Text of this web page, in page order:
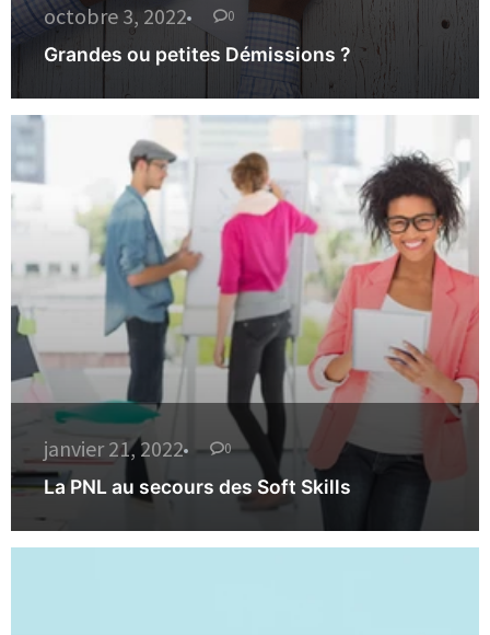
octobre 3, 2022 0
Grandes ou petites Démissions ?
janvier 21, 2022 0
La PNL au secours des Soft Skills